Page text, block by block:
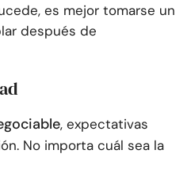
es mejor tomarse un
después de
, expectativas
No importa cuál sea la